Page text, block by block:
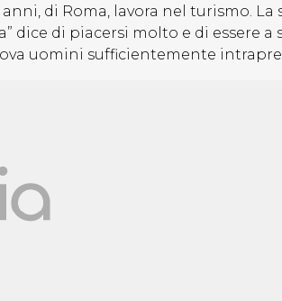
di Roma, lavora nel turismo. La
dice di piacersi molto e di essere a
uomini sufficientemente